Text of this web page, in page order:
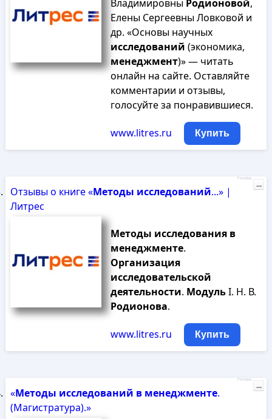
Владимировны Родионовой,
Елены Сергеевны Ловковой и
др. «Основы научных
исследований (экономика,
менеджмент)» — читать
онлайн на сайте. Оставляйте
комментарии и отзывы,
голосуйте за понравившиеся.
www.litres.ru Купить
Отзывы о книге «Методы исследований...» |
Литрес
Методы исследования в
менеджменте.
Организация
исследовательской
деятельности. МодульI. Н. В.
Родионова.
www.litres.ru Купить
Реклама
...
«Методы исследований в менеджменте.
(Магистратура).»
Реклама
...